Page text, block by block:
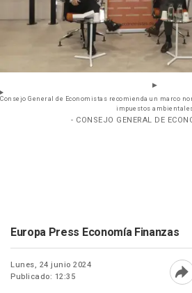
Consejo General de Economistas recomienda un marco
impuestos
- CONSEJO GENERAL DE
Europa Press Economía Finanzas
Lunes, 24 junio 2024
Publicado: 12:35